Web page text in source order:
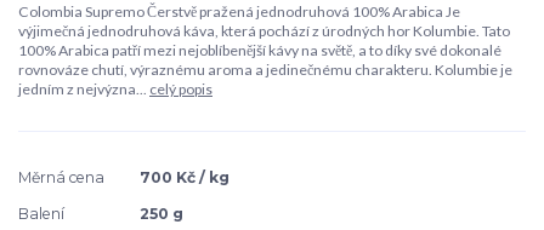
Colombia Supremo Čerstvě pražená jednodruhová 100% Arabica Je
výjimečná jednodruhová káva, která pochází z úrodných hor Kolumbie. Tato
100% Arabica patří mezi nejoblíbenější kávy na světě, a to díky své dokonalé
rovnováze chutí, výraznému aroma a jedinečnému charakteru. Kolumbie je
jedním z nejvýzna... celý popis
Měrná cena
700 Kč / kg
Balení
250 g